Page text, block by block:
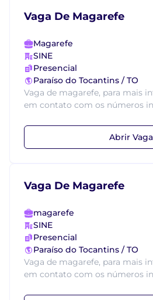
Vaga De Magarefe
Magarefe
SINE
Presencial
Paraíso do Tocantins / TO
Vaga de magarefe, para mais
em contato com os números
Abrir Vaga
Vaga De Magarefe
magarefe
SINE
Presencial
Paraíso do Tocantins / TO
Vaga de magarefe, para mais
em contato com os números